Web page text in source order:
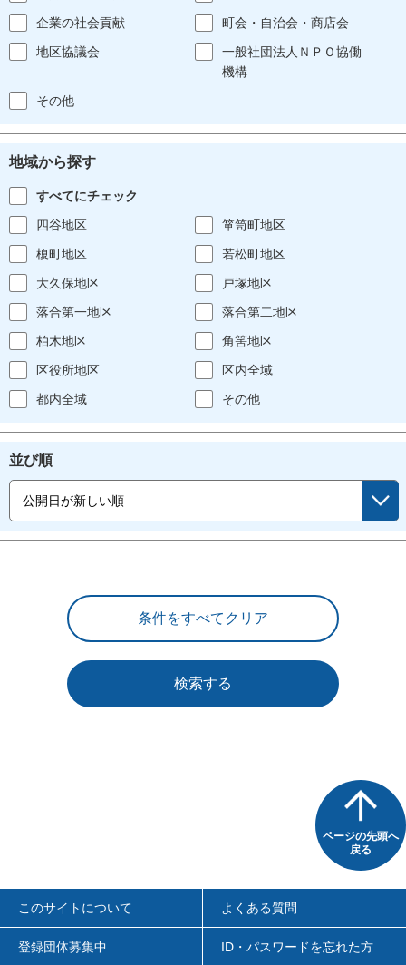
企業の社会貢献
町会・自治会・商店会
地区協議会
一般社団法人ＮＰＯ協働
機構
その他
地域から探す
すべてにチェック
四谷地区
箪笥町地区
榎町地区
若松町地区
大久保地区
戸塚地区
落合第一地区
落合第二地区
柏木地区
角筈地区
区役所地区
区内全域
都内全域
その他
並び順
検索する
ページの先頭へ
戻る
このサイトについて よくある質問
登録団体募集中 ID・パスワードを忘れた方